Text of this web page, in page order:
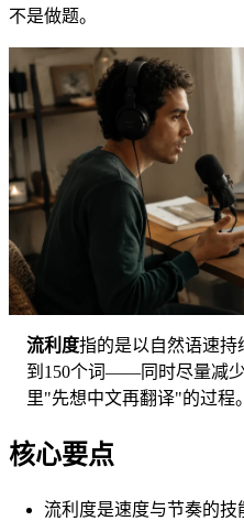
不是做题。
流利度指的是以自然语速
到150个词——同时尽量减
里"先想中文再翻译"的过程
核心要点
流利度是速度与节奏的